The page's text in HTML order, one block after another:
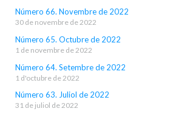
Número 66. Novembre de 2022
30 de novembre de 2022
Número 65. Octubre de 2022
1 de novembre de 2022
Número 64. Setembre de 2022
1 d'octubre de 2022
Número 63. Juliol de 2022
31 de juliol de 2022